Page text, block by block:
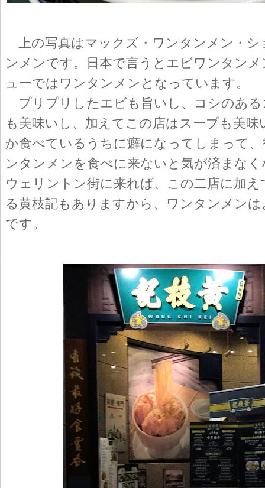
上の写真はマックズ・ワンタンメン・シ
ンメンです。日本で言うとエビワンタン
ューではワンタンメンとなっています。
プリプリしたエビも旨いし、コシのある
も美味いし、加えてこの店はスープも美味
か食べているうちに癖になってしまって
ンタンメンを食べに来ないと気が済まな
ウェリントン街に来れば、この二店に加え
る黄枝記もありますから、ワンタンメン
です。